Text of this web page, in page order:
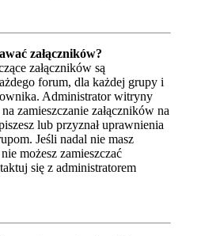
załączników?
załączników są
forum, dla każdej grupy i
Administrator witryny
zamieszczanie załączników na
lub przyznał uprawnienia
Jeśli nadal nie masz
możesz zamieszczać
się z administratorem